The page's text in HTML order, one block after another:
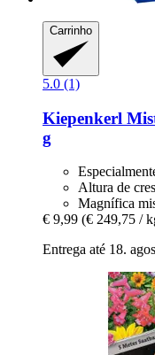
Carrinho
5.0 (1)
Kiepenkerl
g
Altura de
Magnífica
€ 9,99 (€ 249,75 /
Entrega até 18.